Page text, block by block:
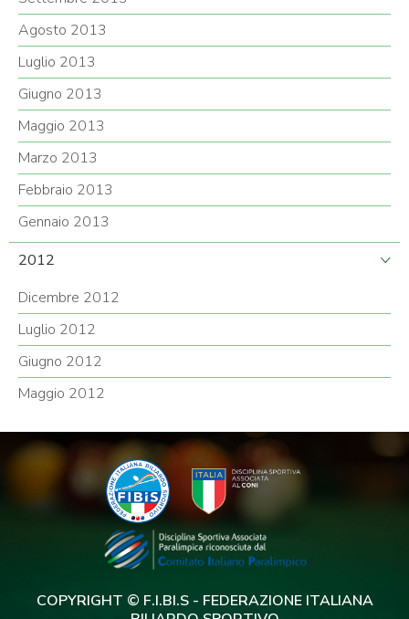
Agosto 2013
Luglio 2013
Giugno 2013
Maggio 2013
Marzo 2013
Febbraio 2013
Gennaio 2013
2012
Dicembre 2012
Luglio 2012
Giugno 2012
Maggio 2012
COPYRIGHT © F.I.BI.S - FEDERAZIONE ITALIANA